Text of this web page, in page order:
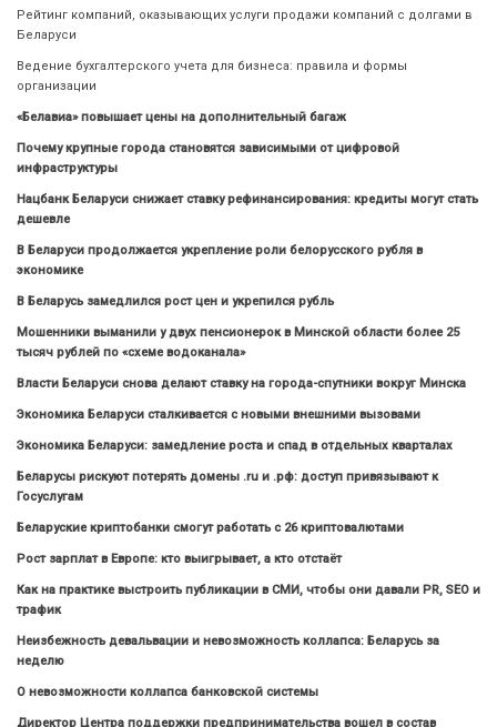
Рейтинг компаний, оказывающих услуги продажи компаний с долгами в
Беларуси
Ведение бухгалтерского учета для бизнеса: правила и формы
организации
«Белавиа» повышает цены на дополнительный багаж
Почему крупные города становятся зависимыми от цифровой
инфраструктуры
Нацбанк Беларуси снижает ставку рефинансирования: кредиты могут стать
дешевле
В Беларуси продолжается укрепление роли белорусского рубля в
экономике
В Беларусь замедлился рост цен и укрепился рубль
Мошенники выманили у двух пенсионерок в Минской области более 25
тысяч рублей по «схеме водоканала»
Власти Беларуси снова делают ставку на города-спутники вокруг Минска
Экономика Беларуси сталкивается с новыми внешними вызовами
Экономика Беларуси: замедление роста и спад в отдельных кварталах
Беларусы рискуют потерять домены .ru и .рф: доступ привязывают к
Госуслугам
Беларуские криптобанки смогут работать с 26 криптовалютами
Рост зарплат в Европе: кто выигрывает, а кто отстаёт
Как на практике выстроить публикации в СМИ, чтобы они давали PR, SEO и
трафик
Неизбежность девальвации и невозможность коллапса: Беларусь за
неделю
О невозможности коллапса банковской системы
Директор Центра поддержки предпринимательства вошел в состав